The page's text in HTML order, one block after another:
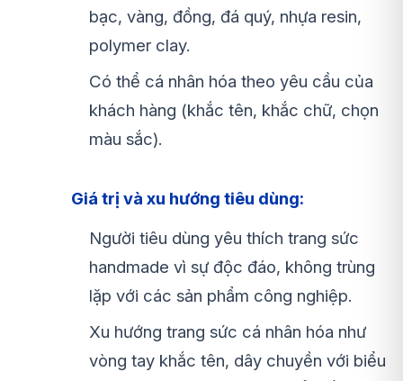
bạc, vàng, đồng, đá quý, nhựa resin,
polymer clay.
Có thể cá nhân hóa theo yêu cầu của
khách hàng (khắc tên, khắc chữ, chọn
màu sắc).
Giá trị và xu hướng tiêu dùng:
Người tiêu dùng yêu thích trang sức
handmade vì sự độc đáo, không trùng
lặp với các sản phẩm công nghiệp.
Xu hướng trang sức cá nhân hóa như
vòng tay khắc tên, dây chuyền với biểu